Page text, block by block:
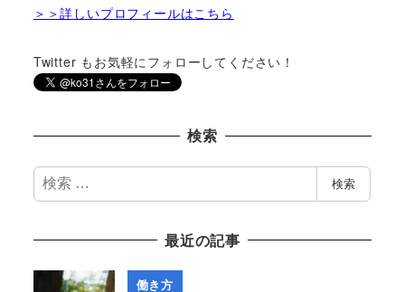
＞＞詳しいプロフィールはこちら
Twitter もお気軽にフォローしてください！
検索
検
索
検索
最近の記事
働き方